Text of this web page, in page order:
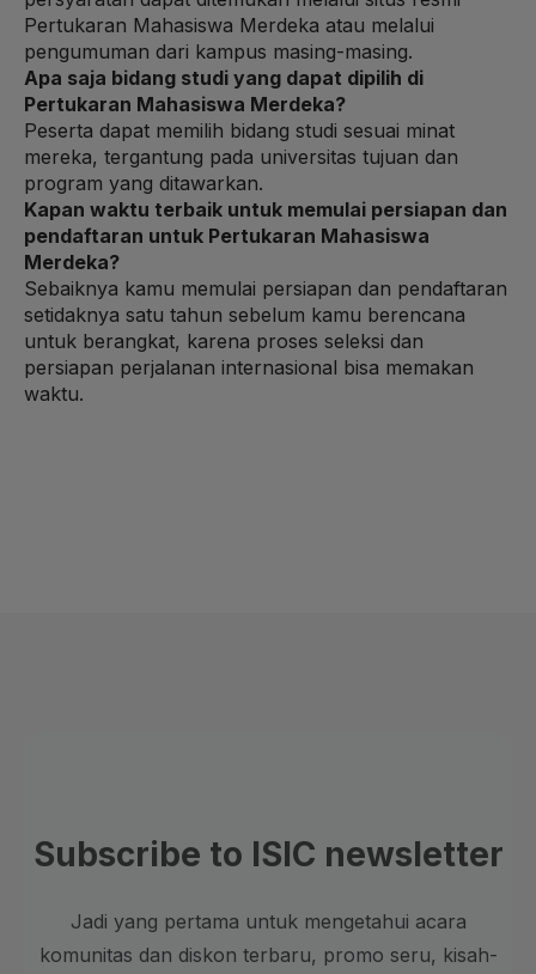
Pertukaran Mahasiswa Merdeka atau melalui
pengumuman dari kampus masing-masing.
Apa saja bidang studi yang dapat dipilih di
Pertukaran Mahasiswa Merdeka?
Peserta dapat memilih bidang studi sesuai minat
mereka, tergantung pada universitas tujuan dan
program yang ditawarkan.
Kapan waktu terbaik untuk memulai persiapan dan
pendaftaran untuk Pertukaran Mahasiswa
Merdeka?
Sebaiknya kamu memulai persiapan dan pendaftaran
setidaknya satu tahun sebelum kamu berencana
untuk berangkat, karena proses seleksi dan
persiapan perjalanan internasional bisa memakan
waktu.
Subscribe to ISIC newsletter
Jadi yang pertama untuk mengetahui acara
komunitas dan diskon terbaru, promo seru, kisah-